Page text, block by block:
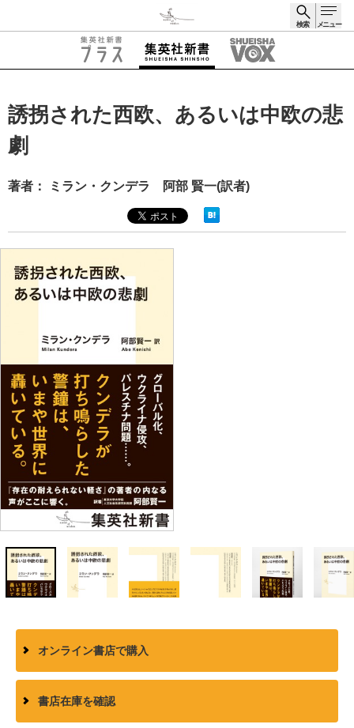
検索 メニュー
誘拐された西欧、あるいは中欧の悲
劇
著者： ミラン・クンデラ 阿部 賢一(訳者)
オンライン書店で購入
書店在庫を確認